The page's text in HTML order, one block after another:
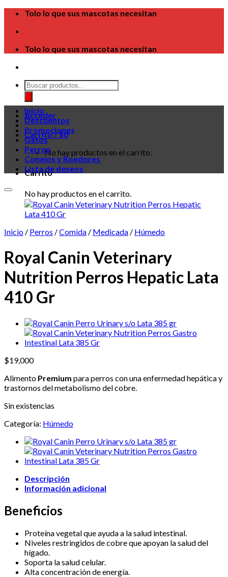
Skip
content
Tolo lo que sus mascotas necesitan
Tolo lo que sus mascotas necesitan
Búsqueda
de
productos
Acceder
Carrito /$0
No hay productos en el carrito.
Carrito
No hay productos en el carrito.
Inicio
Descuentos
Promociones
Gatos
Perros
Conejos y Roedores
Lista de deseos
Inicio / Perros /Comida / Medicada / Húmedo
Royal Canin Veterinary
Nutrition Perros Hepatic Lata
410 Gr
$19,000
Alimento Premium para perros con una enfermedad hepática y
trastornos del metabolismo del cobre.
Sin existencias
Categoría: Húmedo
Descripción
Información adicional
Beneficios
Proteína vegetal que ayuda a la salud intestinal.
Niveles restringidos de cobre que apoyan la salud del
hígado.
Soporta la salud celular.
Alta concentración de energía.